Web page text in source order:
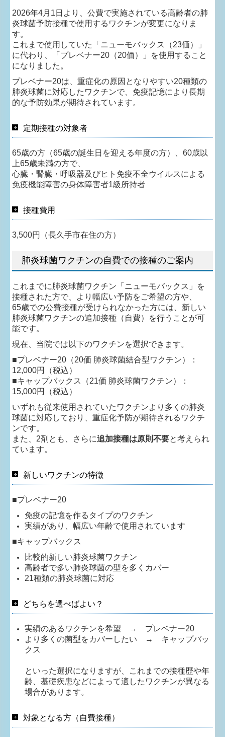
2026年4月1日より、公費で実施されている高齢者の肺
炎球菌予防接種で使用するワクチンが変更になりま
す。
これまで使用していた「ニューモバックス（23価）」
に代わり、「プレベナー20（20価）」を使用すること
になりました。
プレベナー20は、重症化の原因となりやすい20種類の
肺炎球菌に対応したワクチンで、免疫記憶により長期
的な予防効果が期待されています。
定期接種の対象者
65歳の方（65歳の誕生日を迎える年度の方）、60歳以
上65歳未満の方で、
心臓・腎臓・呼吸器及びヒト免疫不全ウイルスによる
免疫機能障害の身体障害者1級所持者
接種費用
3,500円（長久手市在住の方）
肺炎球菌ワクチンの自費での接種のご案内
これまでに肺炎球菌ワクチン「ニューモバックス」を
接種された方で、より幅広い予防をご希望の方や、
65歳での公費接種が受けられなかった方には、新しい
肺炎球菌ワクチンの追加接種（自費）を行うことが可
能です。
現在、当院では以下のワクチンを選択できます。
■プレベナー20（20価 肺炎球菌結合型ワクチン）：
12,000円（税込）
■キャップバックス（21価 肺炎球菌ワクチン）：
15,000円（税込）
いずれも従来使用されていたワクチンより多くの肺炎
球菌に対応しており、重症化予防が期待されるワクチ
ンです。
また、2剤とも、さらに追加接種は原則不要と考えられ
ています。
新しいワクチンの特徴
■プレベナー20
免疫の記憶を作るタイプのワクチン
実績があり、幅広い年齢で使用されています
■キャップバックス
比較的新しい肺炎球菌ワクチン
高齢者で多い肺炎球菌の型を多くカバー
21種類の肺炎球菌に対応
どちらを選べばよい？
実績のあるワクチンを希望 → プレベナー20
より多くの菌型をカバーしたい → キャップバッ
クス
といった選択になりますが、これまでの接種歴や年
齢、基礎疾患などによって適したワクチンが異なる
場合があります。
対象となる方（自費接種）